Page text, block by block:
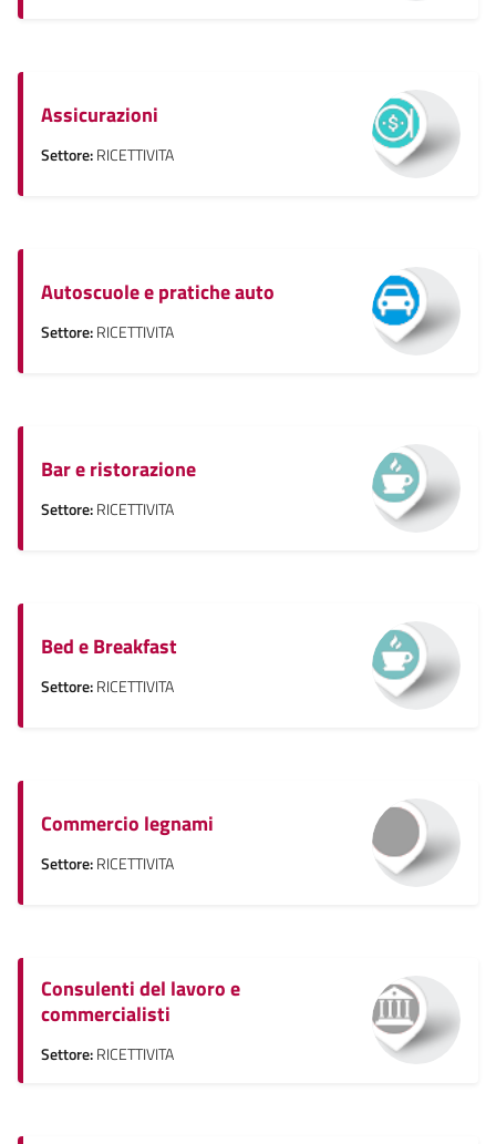
Assicurazioni
Settore:RICETTIVITA
Autoscuole e pratiche auto
Settore:RICETTIVITA
Bar e ristorazione
Settore:RICETTIVITA
Bed e Breakfast
Settore:RICETTIVITA
Commercio legnami
Settore:RICETTIVITA
Consulenti del lavoro e
commercialisti
Settore:RICETTIVITA